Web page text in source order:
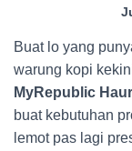
Buat lo yang
warung kopi
MyRepublic
buat kebutuhan
lemot pas lagi